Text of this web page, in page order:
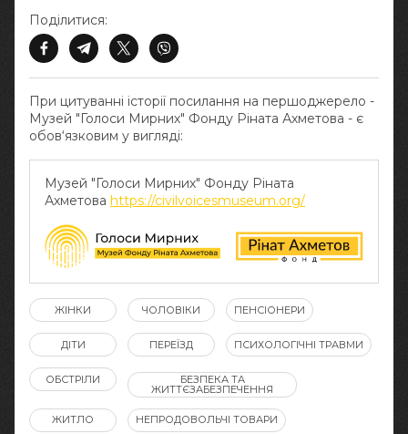
При цитуванні історії посилання на першоджерело -
Музей "Голоси Мирних" Фонду Ріната Ахметова - є
обов‘язковим у вигляді:
Музей "Голоси Мирних" Фонду Ріната
Ахметова https://civilvoicesmuseum.org/
Поділитися:
ЖІНКИ ЧОЛОВІКИ ПЕНСІОНЕРИ
ДІТИ ПЕРЕЇЗД ПСИХОЛОГІЧНІ ТРАВМИ
ОБСТРІЛИ БЕЗПЕКА ТА
ЖИТТЄЗАБЕЗПЕЧЕННЯ
ЖИТЛО НЕПРОДОВОЛЬЧІ ТОВАРИ